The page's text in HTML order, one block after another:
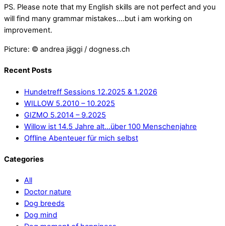
PS. Please note that my English skills are not perfect and you
will find many grammar mistakes….but i am working on
improvement.
Picture: © andrea jäggi / dogness.ch
Recent Posts
Hundetreff Sessions 12.2025 & 1.2026
WILLOW 5.2010 – 10.2025
GIZMO 5.2014 – 9.2025
Willow ist 14.5 Jahre alt…über 100 Menschenjahre
Offline Abenteuer für mich selbst
Categories
All
Doctor nature
Dog breeds
Dog mind